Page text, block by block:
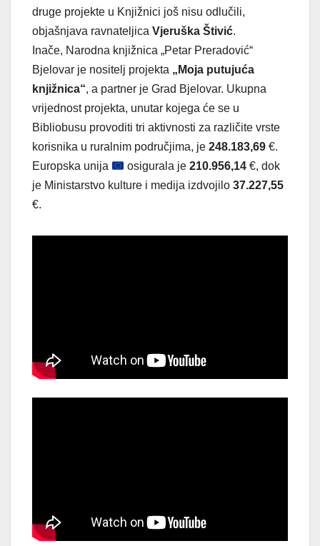
druge projekte u Knjižnici još nisu odlučili,
objašnjava ravnateljica Vjeruška Štivić.
Inače, Narodna knjižnica „Petar Preradović“
Bjelovar je nositelj projekta „Moja putujuća
knjižnica“, a partner je Grad Bjelovar. Ukupna
vrijednost projekta, unutar kojega će se u
Bibliobusu provoditi tri aktivnosti za različite vrste
korisnika u ruralnim područjima, je 248.183,69 €.
Europska unija
osigurala je210.956,14 €, dok
je Ministarstvo kulture i medija izdvojilo 37.227,55
€.